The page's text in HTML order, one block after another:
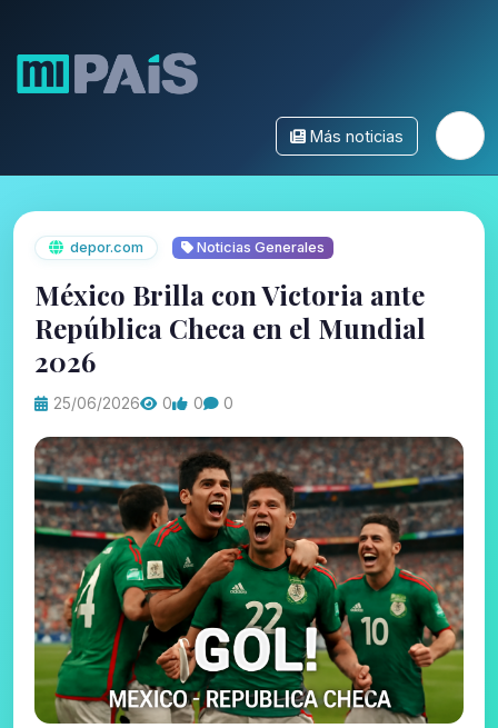
Más noticias
depor.com Noticias Generales
México Brilla con Victoria ante
República Checa en el Mundial
2026
25/06/2026 0 0 0